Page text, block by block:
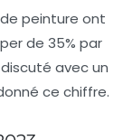
de peinture ont
de 35% par
avec un
ce chiffre.